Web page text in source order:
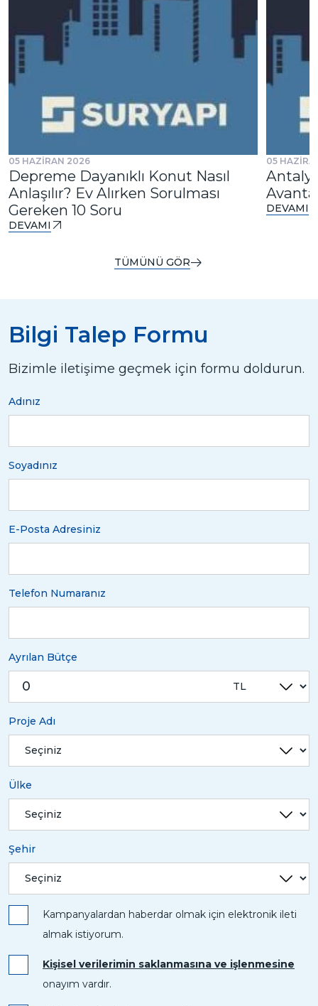
05 HAZİRAN 2026
Depreme Dayanıklı Konut Nasıl
Anlaşılır? Ev Alırken Sorulması
Gereken 10 Soru
DEVAMI
05
DEVAMI
TÜMÜNÜ GÖR
Bilgi Talep Formu
Bizimle iletişime geçmek için formu doldurun.
Adınız
Soyadınız
E-Posta Adresiniz
Telefon Numaranız
Ayrılan Bütçe
Proje Adı
Ülke
Şehir
Kampanyalardan haberdar olmak için elektronik ileti
almak istiyorum.
Kişisel verilerimin saklanmasına ve işlenmesine
onayım vardır.